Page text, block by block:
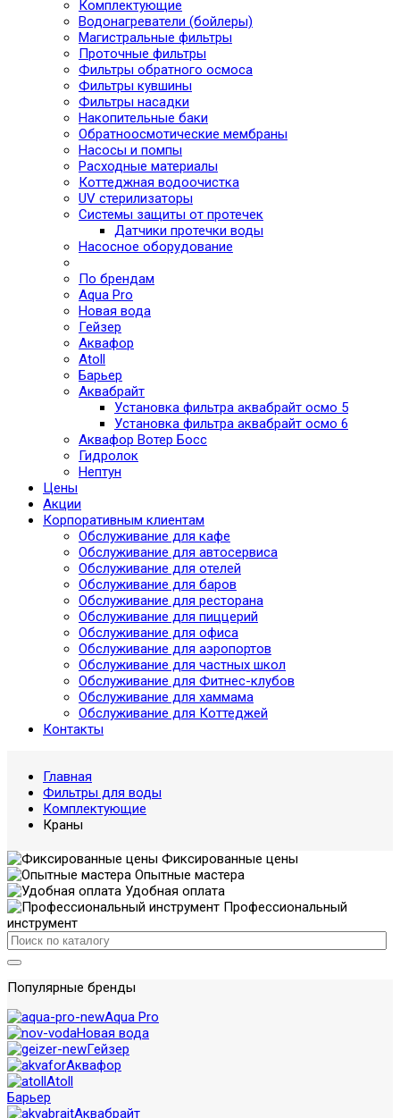
Комплектующие
Водонагреватели (бойлеры)
Магистральные фильтры
Проточные фильтры
Фильтры обратного осмоса
Фильтры кувшины
Фильтры насадки
Накопительные баки
Обратноосмотические мембраны
Насосы и помпы
Расходные материалы
Коттеджная водоочистка
UV стерилизаторы
Системы защиты от протечек
Датчики протечки воды
Насосное оборудование
По брендам
Aqua Pro
Новая вода
Гейзер
Аквафор
Atoll
Барьер
Аквабрайт
Установка фильтра аквабрайт осмо 5
Установка фильтра аквабрайт осмо 6
Аквафор Вотер Босс
Гидролок
Нептун
Цены
Акции
Корпоративным клиентам
Обслуживание для кафе
Обслуживание для автосервиса
Обслуживание для отелей
Обслуживание для баров
Обслуживание для ресторана
Обслуживание для пиццерий
Обслуживание для офиса
Обслуживание для аэропортов
Обслуживание для частных школ
Обслуживание для Фитнес-клубов
Обслуживание для хаммама
Обслуживание для Коттеджей
Контакты
Главная
Фильтры для воды
Комплектующие
Краны
Фиксированные цены
Опытные мастера
Удобная оплата
Профессиональный
инструмент
Популярные бренды
Aqua Pro
Новая вода
Гейзер
Аквафор
Atoll
Барьер
Аквабрайт